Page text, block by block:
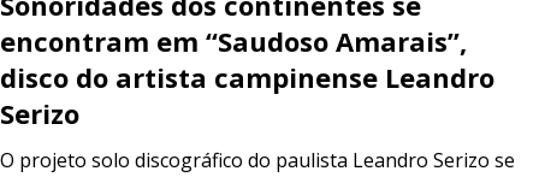
encontram em “Saudoso Amarais”,
disco do artista campinense Leandro
Serizo
O projeto solo discográfico do paulista Leandro Serizo se